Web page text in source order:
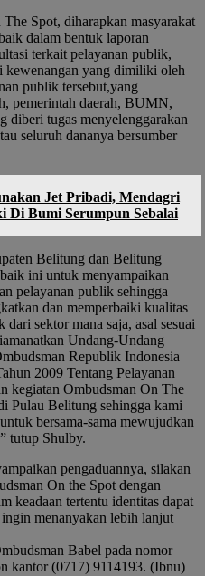
Spot, diharapkan masyarakat
dalam bentuk laporan
terkait pelayanan publik,
kewenangan yang dimiliki oleh
publik tersebut,yang
pemerintah daerah, BUMN,
tugas menyelenggarakan
seluruh dananya bersumber
Jet Pribadi, Mendagri
Bumi Serumpun Sebalai
Belitung dan Belitung
ini untuk menyampaikan
pelayanan publik sehingga
dan memperbaiki kualitas
sektor mana saja, asal sesuai
Undang-Undang
Republik Indonesia
2009 Tentang Pelayanan
kegiatan Ombudsman On The
Pulau Belitung sehingga kami
bersama-sama mewujudkan
tutup Shulby.
pengaduannya, silakan
On the Spot dengan
keadaan tertentu identitas dapat
menanyakan lebih lanjut
Babel pada nomor
kantor (0717) 9114193. (Ibnu)